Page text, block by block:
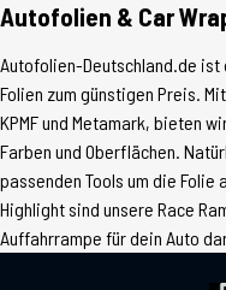
Autofolien & Car
Autofolien-Deutschland.de ist
Folien zum günstigen Preis.
KPMF und Metamark, bieten
Farben und Oberflächen.
passenden Tools um die Folie
Highlight sind unsere Race
Auffahrrampe für dein Auto